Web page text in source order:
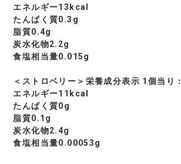
エネルギー13kcal
たんぱく質0.3g
脂質0.4g
炭水化物2.2g
食塩相当量0.015g
＜ストロベリー＞栄養成分表示 1個当り：
エネルギー11kcal
たんぱく質0g
脂質0.1g
炭水化物2.4g
食塩相当量0.00053g